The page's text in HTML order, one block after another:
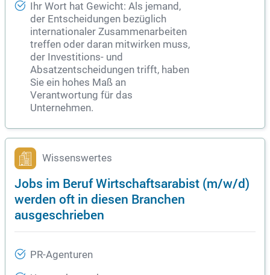
Ihr Wort hat Gewicht: Als jemand,
der Entscheidungen bezüglich
internationaler Zusammenarbeiten
treffen oder daran mitwirken muss,
der Investitions- und
Absatzentscheidungen trifft, haben
Sie ein hohes Maß an
Verantwortung für das
Unternehmen.
Wissenswertes
Jobs im Beruf Wirtschaftsarabist (m/w/d)
werden oft in diesen Branchen
ausgeschrieben
PR-Agenturen